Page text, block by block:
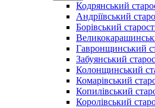
Кодрянський
Андріївський
Борівський
Гавронщинський
Забуянський
Колонщинський
Комарівський
Копилівський
Королівський